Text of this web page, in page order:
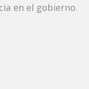
en el gobierno.